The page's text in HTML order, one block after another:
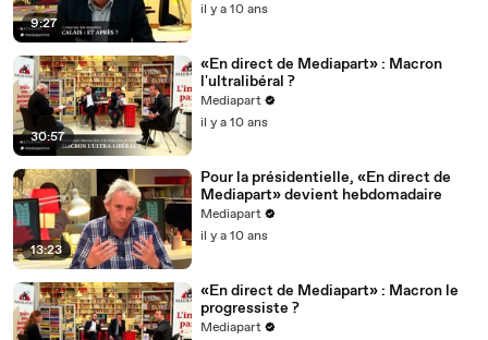
9:27
il y a 10 ans
30:57
«En direct de Mediapart» : Macron
l'ultralibéral ?
Mediapart
il y a 10 ans
13:23
Pour la présidentielle, «En direct de
Mediapart» devient hebdomadaire
Mediapart
il y a 10 ans
«En direct de Mediapart» : Macron le
progressiste ?
Mediapart